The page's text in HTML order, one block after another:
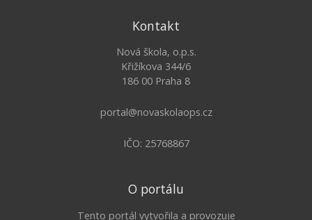
Kontakt
Nová škola, o.p.s.
Křižíkova 344/6
186 00 Praha 8
portal@novaskolaops.cz
IČO: 25768867
O portálu
Tento portál vytvořila a provozuje